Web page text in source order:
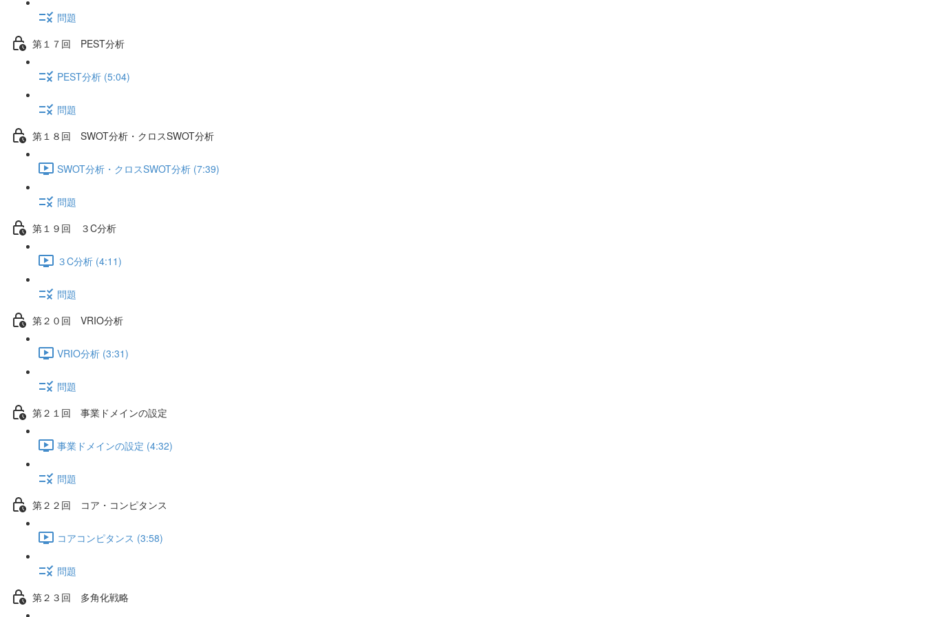
問題
第１７回 PEST分析
PEST分析 (5:04)
問題
第１８回 SWOT分析・クロスSWOT分析
SWOT分析・クロスSWOT分析 (7:39)
問題
第１９回 ３C分析
３C分析 (4:11)
問題
第２０回 VRIO分析
VRIO分析 (3:31)
問題
第２１回 事業ドメインの設定
事業ドメインの設定 (4:32)
問題
第２２回 コア・コンピタンス
コアコンピタンス (3:58)
問題
第２３回 多角化戦略